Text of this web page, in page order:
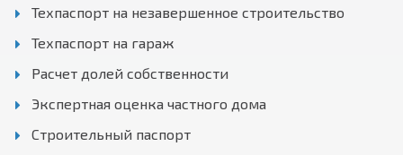
Техпаспорт на незавершенное строительство
Техпаспорт на гараж
Расчет долей собственности
Экспертная оценка частного дома
Строительный паспорт